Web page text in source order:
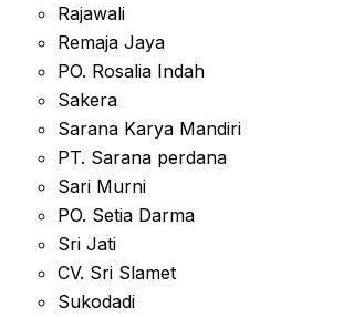
Rajawali
Remaja Jaya
PO. Rosalia Indah
Sakera
Sarana Karya Mandiri
PT. Sarana perdana
Sari Murni
PO. Setia Darma
Sri Jati
CV. Sri Slamet
Sukodadi